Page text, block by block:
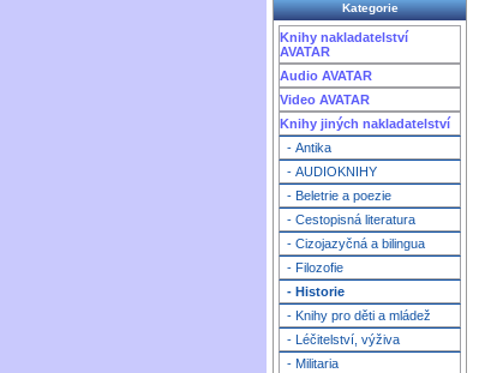
Kategorie
Knihy nakladatelství
AVATAR
Audio AVATAR
Video AVATAR
Knihy jiných nakladatelství
- Antika
- AUDIOKNIHY
- Beletrie a poezie
- Cestopisná literatura
- Cizojazyčná a bilingua
- Filozofie
- Historie
- Knihy pro děti a mládež
- Léčitelství, výživa
- Militaria